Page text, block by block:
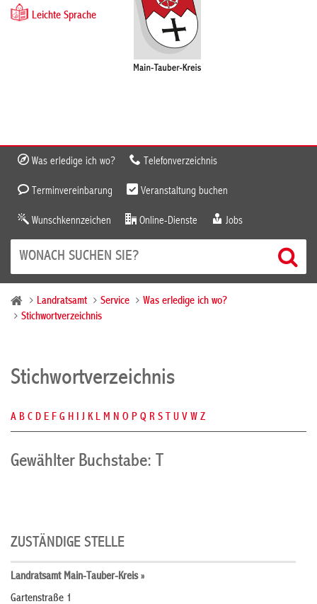
Leichte Sprache
Was erledige ich wo? Telefonverzeichnis
Terminvereinbarung Veranstaltung buchen
Wunschkennzeichen Online-Dienste Jobs
Landratsamt Service
Was erledige ich wo?
Stichwortverzeichnis
Stichwortverzeichnis
A B C D E F G H I J K L M N O P Q R S T U V W Z
Gewählter Buchstabe: T
ZUSTÄNDIGE STELLE
Landratsamt Main-Tauber-Kreis »
Gartenstraße 1